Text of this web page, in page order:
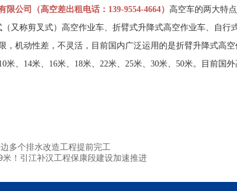
公司（高空差出租电话：139-9554-4664） 高空车的两大特点
又称剪叉式）高空作业车、折臂式升降式高空作业车、自
，机动性差，不灵活，目前国内广泛运用的是折臂升降式高空
米、14米、16米、18米、22米、25米、30米、50米。目前国外
多个排水改造工程提前完工
米！引江补汉工程保康段建设加速推进